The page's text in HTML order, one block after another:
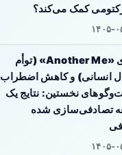
کمک می‌کند؟
۰۵-۱۷
فناوری «Another Me» (توأم
انسانی) و کاهش اضطراب
نخستین: نتایج یک
تصادفی‌سازی شده
۰۵-۱۷